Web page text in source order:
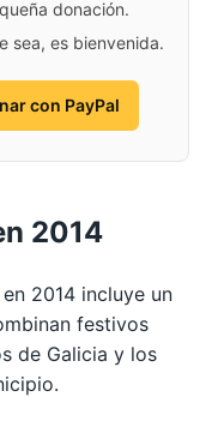
donación.
sea, es bienvenida.
con PayPal
2014
2014 incluye un
festivos
de Galicia y los